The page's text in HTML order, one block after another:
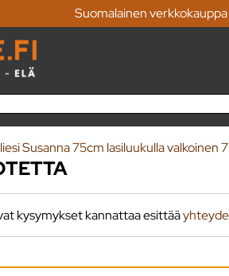
Suomalainen
Susanna 75cm lasiluukulla valkoinen
kysymykset kannattaa esittää